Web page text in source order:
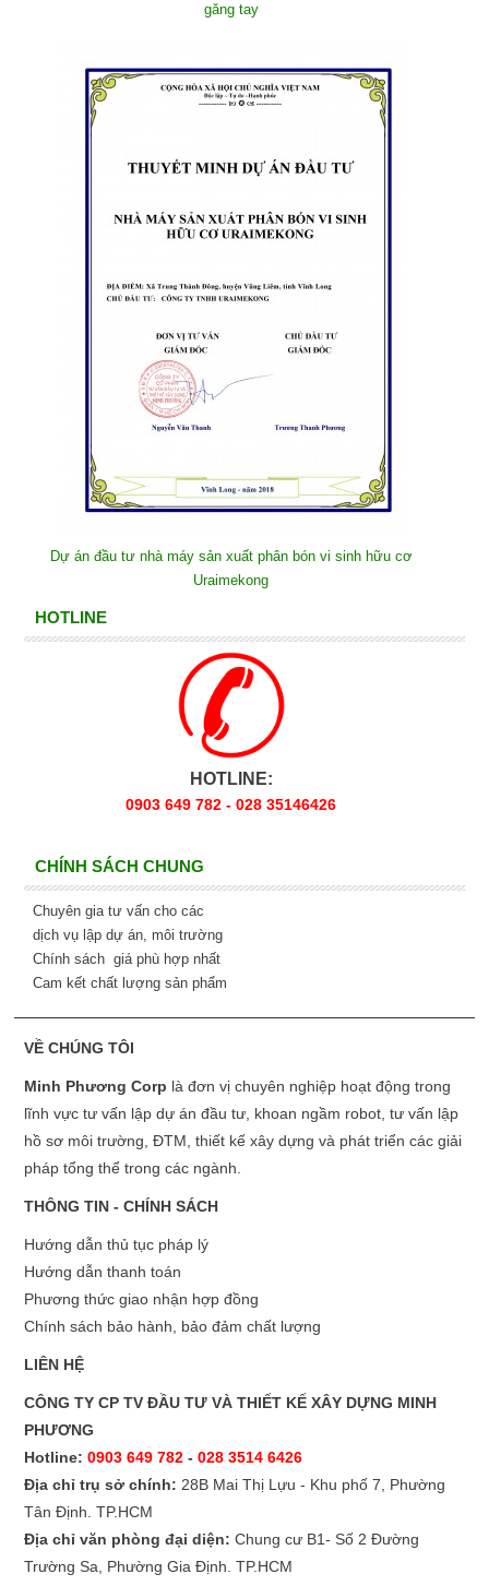
găng tay
Dự án đầu tư nhà máy sản xuất phân bón vi sinh hữu cơ
Uraimekong
HOTLINE
HOTLINE:
0903 649 782 - 028 35146426
CHÍNH SÁCH CHUNG
Chuyên gia tư vấn cho các
dịch vụ lập dự án, môi trường
Chính sách giá phù hợp nhất
Cam kết chất lượng sản phẩm
VỀ CHÚNG TÔI
Minh Phương Corp là đơn vị chuyên nghiệp hoạt động trong
lĩnh vực tư vấn lập dự án đầu tư, khoan ngầm robot, tư vấn lập
hồ sơ môi trường, ĐTM, thiết kế xây dựng và phát triển các giải
pháp tổng thể trong các ngành.
THÔNG TIN - CHÍNH SÁCH
Hướng dẫn thủ tục pháp lý
Hướng dẫn thanh toán
Phương thức giao nhận hợp đồng
Chính sách bảo hành, bảo đảm chất lượng
LIÊN HỆ
CÔNG TY CP TV ĐẦU TƯ VÀ THIẾT KẾ XÂY DỰNG MINH
PHƯƠNG
Hotline: 0903 649 782- 028 3514 6426
Địa chỉ trụ sở chính: 28B Mai Thị Lựu - Khu phố 7, Phường
Tân Định. TP.HCM
Địa chỉ văn phòng đại diện: Chung cư B1- Số 2 Đường
Trường Sa, Phường Gia Định. TP.HCM